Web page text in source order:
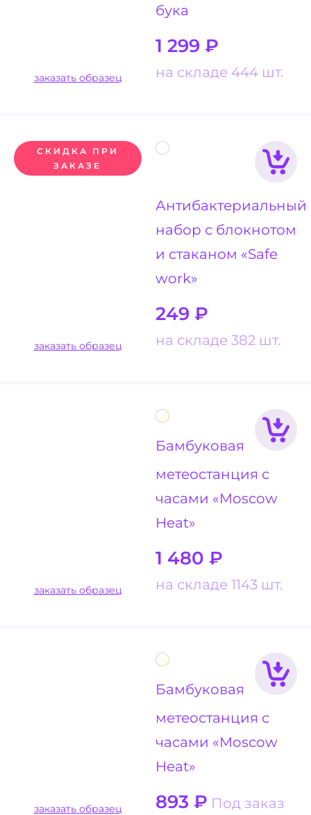
бука
1 299 ₽
на складе 444 шт.
заказать образец
СКИДКА ПРИ
ЗАКАЗЕ
Антибактериальный
набор с блокнотом
и стаканом «Safe
work»
249 ₽
на складе 382 шт.
заказать образец
Бамбуковая
метеостанция с
часами «Moscow
Heat»
1 480 ₽
на складе 1143 шт.
заказать образец
Бамбуковая
метеостанция с
часами «Moscow
Heat»
893 ₽ Под заказ
заказать образец